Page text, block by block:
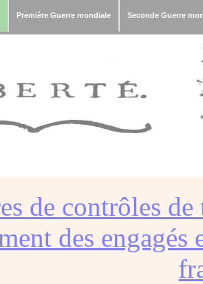
Première Guerre mondiale Seconde Guerre
de contrôles
des